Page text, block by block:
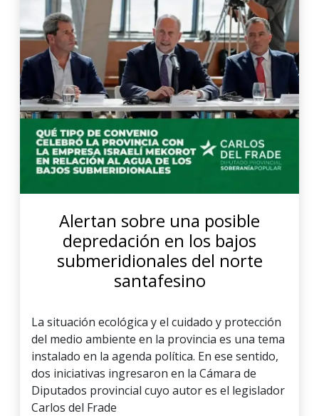
Alertan sobre una posible
depredación en los bajos
submeridionales del norte
santafesino
La situación ecológica y el cuidado y protección
del medio ambiente en la provincia es una tema
instalado en la agenda política. En ese sentido,
dos iniciativas ingresaron en la Cámara de
Diputados provincial cuyo autor es el legislador
Carlos del Frade